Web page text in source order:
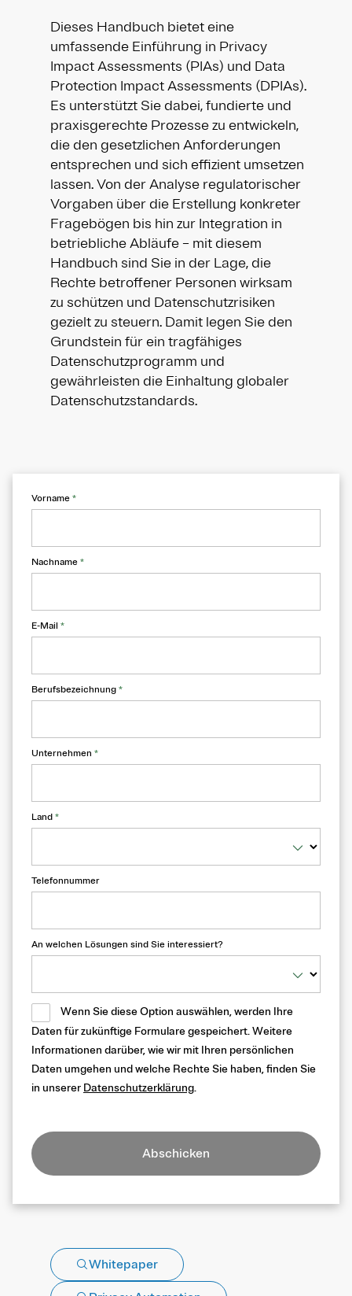
Dieses Handbuch bietet eine
umfassende Einführung in Privacy
Impact Assessments (PIAs) und Data
Protection Impact Assessments (DPIAs).
Es unterstützt Sie dabei, fundierte und
praxisgerechte Prozesse zu entwickeln,
die den gesetzlichen Anforderungen
entsprechen und sich effizient umsetzen
lassen. Von der Analyse regulatorischer
Vorgaben über die Erstellung konkreter
Fragebögen bis hin zur Integration in
betriebliche Abläufe – mit diesem
Handbuch sind Sie in der Lage, die
Rechte betroffener Personen wirksam
zu schützen und Datenschutzrisiken
gezielt zu steuern. Damit legen Sie den
Grundstein für ein tragfähiges
Datenschutzprogramm und
gewährleisten die Einhaltung globaler
Datenschutzstandards.
Vorname *
Nachname *
E-Mail *
Berufsbezeichnung *
Unternehmen *
Land *
Telefonnummer
An welchen Lösungen sind Sie interessiert?
Wenn Sie diese Option auswählen, werden Ihre
Daten für zukünftige Formulare gespeichert. Weitere
Informationen darüber, wie wir mit Ihren persönlichen
Daten umgehen und welche Rechte Sie haben, finden Sie
in unserer Datenschutzerklärung.
Abschicken
Whitepaper